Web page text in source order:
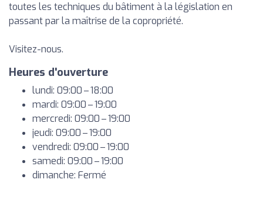
toutes les techniques du bâtiment à la législation en
passant par la maîtrise de la copropriété.
Visitez-nous.
Heures d'ouverture
lundi: 09:00 – 18:00
mardi: 09:00 – 19:00
mercredi: 09:00 – 19:00
jeudi: 09:00 – 19:00
vendredi: 09:00 – 19:00
samedi: 09:00 – 19:00
dimanche: Fermé